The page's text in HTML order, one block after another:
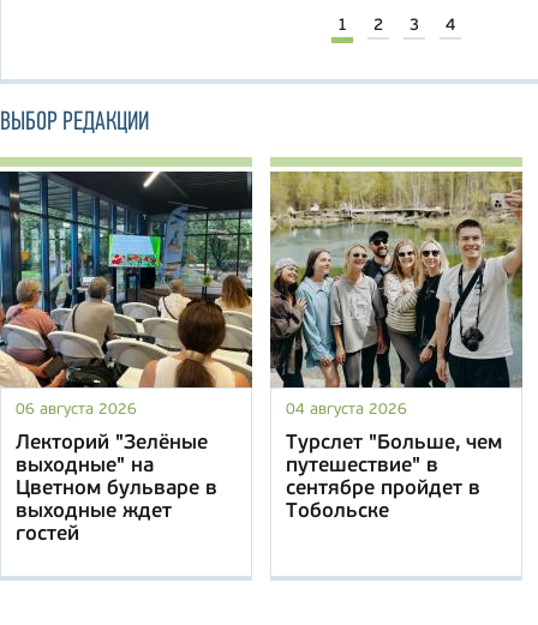
1 2 3 4
ВЫБОР РЕДАКЦИИ
06 августа 2026
Лекторий "Зелёные
выходные" на
Цветном бульваре в
выходные ждет
гостей
04 августа 2026
Турслет "Больше, чем
путешествие" в
сентябре пройдет в
Тобольске